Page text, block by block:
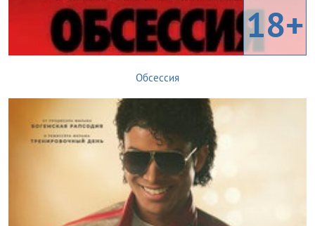
18+
Обсессия